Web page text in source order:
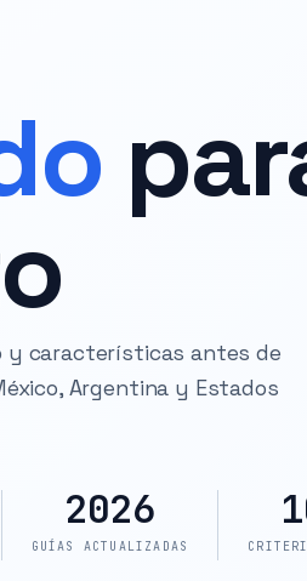
y características antes de
Argentina y Estados
2026
GUÍAS ACTUALIZADAS